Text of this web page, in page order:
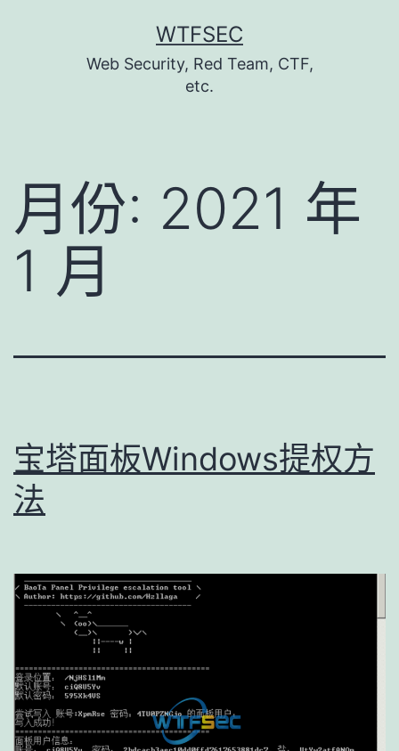
WTFSEC
Web Security, Red Team, CTF,
etc.
月份: 2021 年
1 月
宝塔面板Windows提权方
法